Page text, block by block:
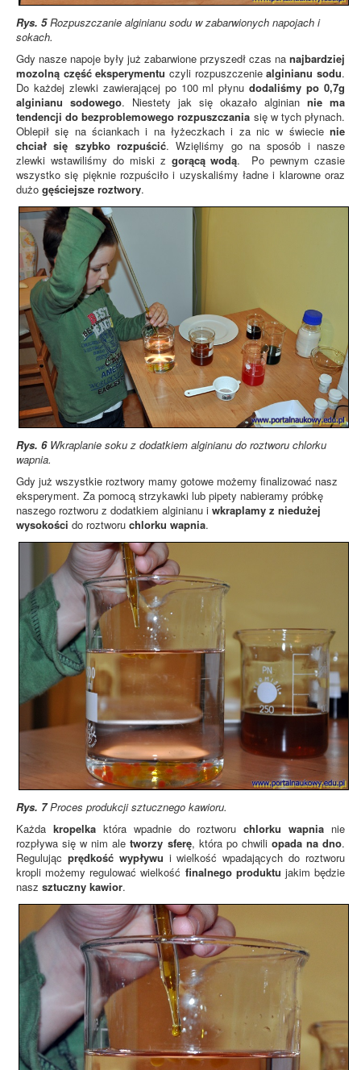
Rys. 5Rozpuszczanie alginianu sodu w zabarwionych napojach i
sokach.
Gdy nasze napoje były już zabarwione przyszedł czas na najbardziej
mozolną część eksperymentu czyli rozpuszczeniealginianu sodu.
Do każdej zlewki zawierającej po 100 ml płynudodaliśmy po 0,7g
alginianu sodowego. Niestety jak się okazało alginian nie ma
tendencji do bezproblemowego rozpuszczania się w tych płynach.
Oblepił się na ściankach i na łyżeczkach i za nic w świecie nie
chciał się szybko rozpuścić. Wzięliśmy go na sposób i nasze
zlewki wstawiliśmy do miski z gorącą wodą. Po pewnym czasie
wszystko się pięknie rozpuściło i uzyskaliśmy ładne i klarowne oraz
dużo gęściejsze roztwory.
Rys. 6 Wkraplanie soku z dodatkiem alginianu do roztworu chlorku
wapnia.
Gdy już wszystkie roztwory mamy gotowe możemy finalizować nasz
eksperyment. Za pomocą strzykawki lub pipety nabieramy próbkę
naszego roztworu z dodatkiem alginianu i wkraplamy z niedużej
wysokości do roztworu chlorku wapnia.
Rys. 7Proces produkcji sztucznego kawioru.
Każda kropelkaktóra wpadnie do roztworuchlorku wapnia nie
rozpływa się w nim ale tworzy sferę, która po chwili opada na dno.
Regulując prędkość wypływu i wielkość wpadających do roztworu
kropli możemy regulować wielkość finalnego produktu jakim będzie
nasz sztuczny kawior.